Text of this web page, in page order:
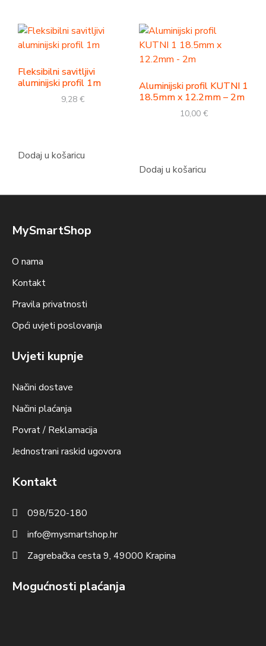
Fleksibilni savitljivi
aluminijski profil 1m
9,28 €
Dodaj u košaricu
Aluminijski profil KUTNI 1
18.5mm x 12.2mm – 2m
10,00 €
Dodaj u košaricu
MySmartShop
O nama
Kontakt
Pravila privatnosti
Opći uvjeti poslovanja
Uvjeti kupnje
Načini dostave
Načini plaćanja
Povrat / Reklamacija
Jednostrani raskid ugovora
Kontakt
098/520-180
info@mysmartshop.hr
Zagrebačka cesta 9, 49000 Krapina
Mogućnosti plaćanja